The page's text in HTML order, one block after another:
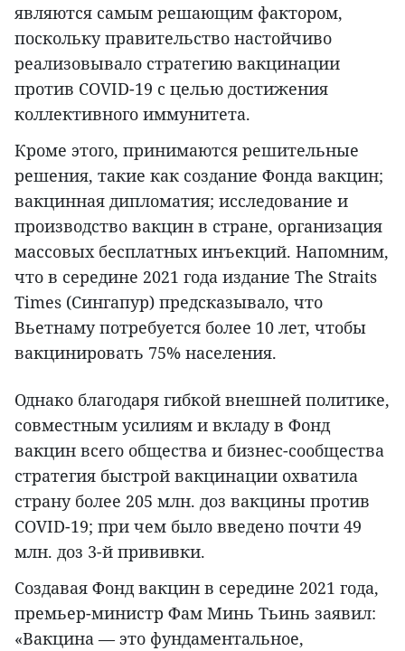
являются самым решающим фактором,
поскольку правительство настойчиво
реализовывало стратегию вакцинации
против COVID-19 с целью достижения
коллективного иммунитета.
Кроме этого, принимаются решительные
решения, такие как создание Фонда вакцин;
вакцинная дипломатия; исследование и
производство вакцин в стране, организация
массовых бесплатных инъекций. Напомним,
что в середине 2021 года издание The Straits
Times (Сингапур) предсказывало, что
Вьетнаму потребуется более 10 лет, чтобы
вакцинировать 75% населения.
Однако благодаря гибкой внешней политике,
совместным усилиям и вкладу в Фонд
вакцин всего общества и бизнес-сообщества
стратегия быстрой вакцинации охватила
страну более 205 млн. доз вакцины против
COVID-19; при чем было введено почти 49
млн. доз 3-й прививки.
Создавая Фонд вакцин в середине 2021 года,
премьер-министр Фам Минь Тьинь заявил:
«Вакцина — это фундаментальное,